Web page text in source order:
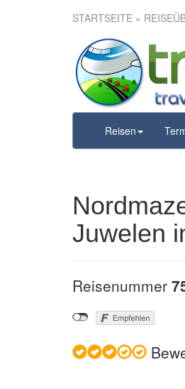
STARTSEITE »
Reisen
Juwelen
Reisenummer